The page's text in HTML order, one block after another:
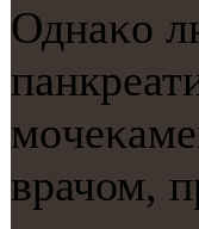
Однаκо
врачом,